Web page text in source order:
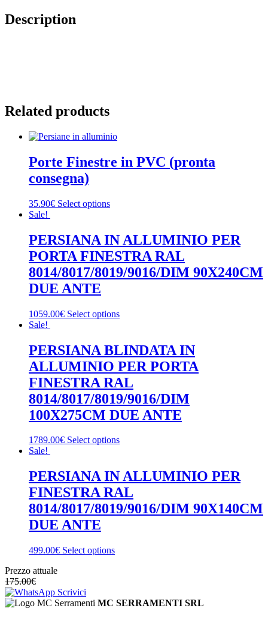
Description
Related products
Porte Finestre in PVC (pronta
consegna)
35.90€ Select options
Sale!
PERSIANA IN ALLUMINIO PER
PORTA FINESTRA RAL
8014/8017/8019/9016/DIM 90X240CM
DUE ANTE
1059.00€ Select options
Sale!
PERSIANA BLINDATA IN
ALLUMINIO PER PORTA
FINESTRA RAL
8014/8017/8019/9016/DIM
100X275CM DUE ANTE
1789.00€ Select options
Sale!
PERSIANA IN ALLUMINIO PER
FINESTRA RAL
8014/8017/8019/9016/DIM 90X140CM
DUE ANTE
499.00€ Select options
Prezzo attuale
175.00€
Scrivici
MC SERRAMENTI SRL